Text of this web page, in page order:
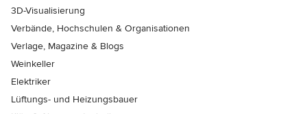
3D-Visualisierung
Verbände, Hochschulen & Organisationen
Verlage, Magazine & Blogs
Weinkeller
Elektriker
Lüftungs- und Heizungsbauer